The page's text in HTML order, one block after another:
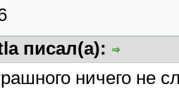
писал(а):
ничего не